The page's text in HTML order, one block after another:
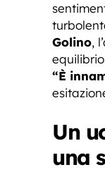
Golino,
“È
Un
una